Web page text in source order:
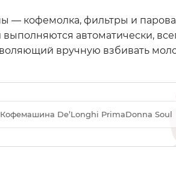
кофемолка, фильтры и
автоматически,
вручную взбивать
Кофемашина De’Longhi PrimaDonna Soul